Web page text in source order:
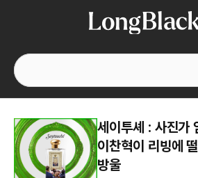
세이투셰 : 사진가
이찬혁이 리빙에
방울